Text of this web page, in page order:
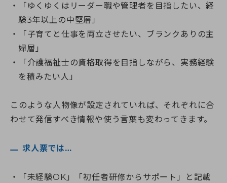
「ゆくゆくはリーダー職や管理者を目指したい、経
験3年以上の中堅層」
「子育てと仕事を両立させたい、ブランクありの主
婦層」
「介護福祉士の資格取得を目指しながら、実務経験
を積みたい人」
このような人物像が設定されていれば、それぞれに合
わせて発信すべき情報や使う言葉も変わってきます。
求人票では…
「未経験OK」「初任者研修からサポート」と記載